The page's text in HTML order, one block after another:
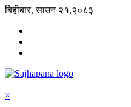
बिहीबार, साउन २१,२०८३
×